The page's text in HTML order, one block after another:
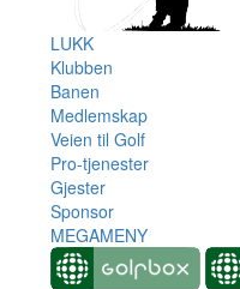
LUKK
Klubben
Banen
Medlemskap
Veien til Golf
Pro-tjenester
Gjester
Sponsor
MEGAMENY